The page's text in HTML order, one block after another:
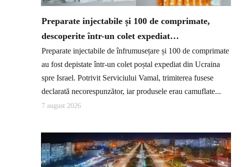
Preparate injectabile și 100 de comprimate,
descoperite într-un colet expediat…
Preparate injectabile de înfrumusețare și 100 de comprimate
au fost depistate într-un colet poștal expediat din Ucraina
spre Israel. Potrivit Serviciului Vamal, trimiterea fusese
declarată necorespunzător, iar produsele erau camuflate...
7 august 2026